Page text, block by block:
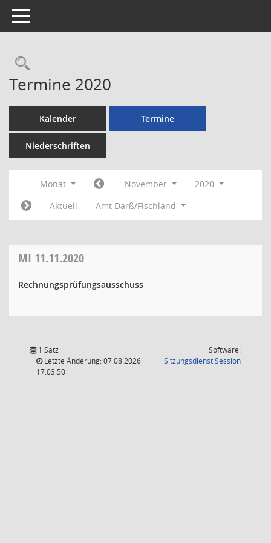
Toggle navigation
Rechercheauswahl
Termine 2020
Kalender Termine
Niederschriften
Monat November
2020
Aktuell
Amt Darß/Fischland
MI 11.11.2020
Rechnungsprüfungsausschuss
1 Satz
Letzte Änderung: 07.08.2026
17:03:50
Software:
SitzungsdienstSession(Wird in